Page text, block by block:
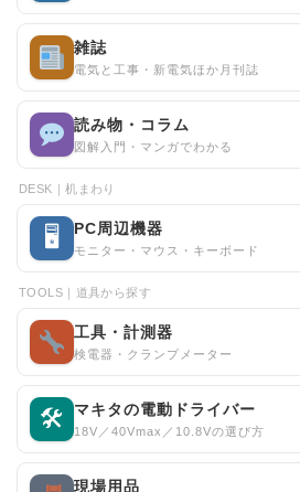
雑誌
電気と工事・新電気ほか月刊誌
読み物・コラム
図解入門・マンガでわかる
DESK｜机まわり
🖥 PC周辺機器
モニター・マウス・キーボード
TOOLS｜道具から探す
工具・計測器
検電器・クランプメーター
🛠 マキタの電動ドライバー
18V／40Vmax／10.8Vの選び方
現場用品